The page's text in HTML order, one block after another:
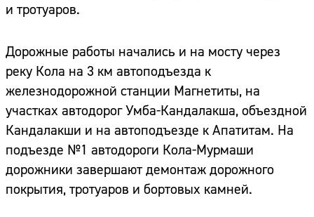
и тротуаров.
Дорожные работы начались и на мосту через
реку Кола на 3 км автоподъезда к
железнодорожной станции Магнетиты, на
участках автодорог Умба-Кандалакша, объездной
Кандалакши и на автоподъезде к Апатитам. На
подъезде №1 автодороги Кола-Мурмаши
дорожники завершают демонтаж дорожного
покрытия, тротуаров и бортовых камней.